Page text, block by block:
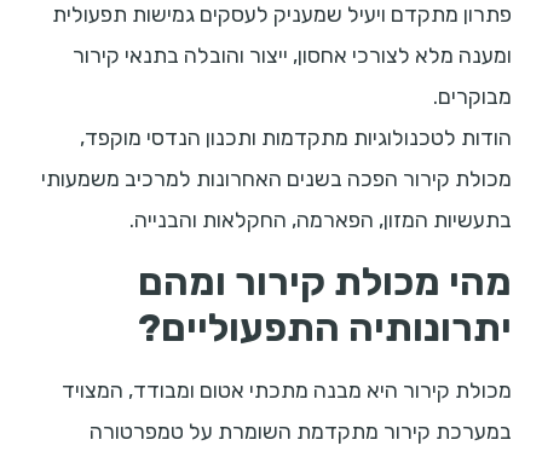
פתרון מתקדם ויעיל שמעניק לעסקים גמישות תפעולית
ומענה מלא לצורכי אחסון, ייצור והובלה בתנאי קירור
מבוקרים.
הודות לטכנולוגיות מתקדמות ותכנון הנדסי מוקפד,
מכולת קירור הפכה בשנים האחרונות למרכיב משמעותי
בתעשיות המזון, הפארמה, החקלאות והבנייה.
מהי מכולת קירור ומהם
יתרונותיה התפעוליים?
מכולת קירור היא מבנה מתכתי אטום ומבודד, המצויד
במערכת קירור מתקדמת השומרת על טמפרטורה